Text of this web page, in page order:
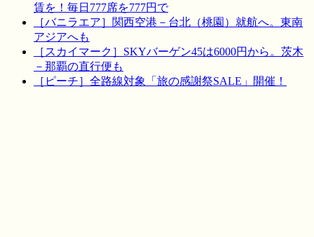
賃を！毎日777席を777円で
［バニラエア］関西空港－台北（桃園）就航へ。東南
アジアへも
［スカイマーク］SKYバーゲン45は6000円から。茨木
－那覇の直行便も
［ピーチ］全路線対象「旅の感謝祭SALE」開催！